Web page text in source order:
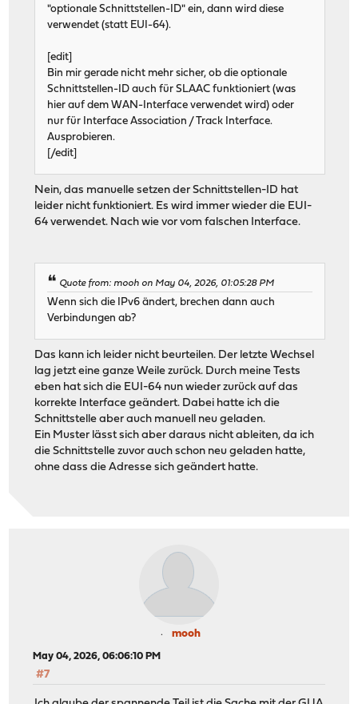
"optionale Schnittstellen-ID" ein, dann wird diese
verwendet (statt EUI-64).
[edit]
Bin mir gerade nicht mehr sicher, ob die optionale
Schnittstellen-ID auch für SLAAC funktioniert (was
hier auf dem WAN-Interface verwendet wird) oder
nur für Interface Association / Track Interface.
Ausprobieren.
[/edit]
Nein, das manuelle setzen der Schnittstellen-ID hat
leider nicht funktioniert. Es wird immer wieder die EUI-
64 verwendet. Nach wie vor vom falschen Interface.
Quote from: mooh on May 04, 2026, 01:05:28 PM
Wenn sich die IPv6 ändert, brechen dann auch
Verbindungen ab?
Das kann ich leider nicht beurteilen. Der letzte Wechsel
lag jetzt eine ganze Weile zurück. Durch meine Tests
eben hat sich die EUI-64 nun wieder zurück auf das
korrekte Interface geändert. Dabei hatte ich die
Schnittstelle aber auch manuell neu geladen.
Ein Muster lässt sich aber daraus nicht ableiten, da ich
die Schnittstelle zuvor auch schon neu geladen hatte,
ohne dass die Adresse sich geändert hatte.
mooh
May 04, 2026, 06:06:10 PM
#7